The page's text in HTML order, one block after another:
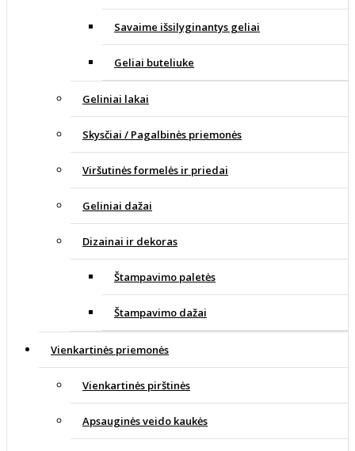
Savaime išsilyginantys geliai
Geliai buteliuke
Geliniai lakai
Skysčiai / Pagalbinės priemonės
Viršutinės formelės ir priedai
Geliniai dažai
Dizainai ir dekoras
Štampavimo paletės
Štampavimo dažai
Vienkartinės priemonės
Vienkartinės pirštinės
Apsauginės veido kaukės